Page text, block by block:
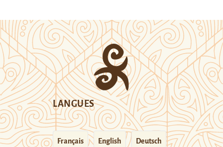
LANGUES
Français English Deutsch